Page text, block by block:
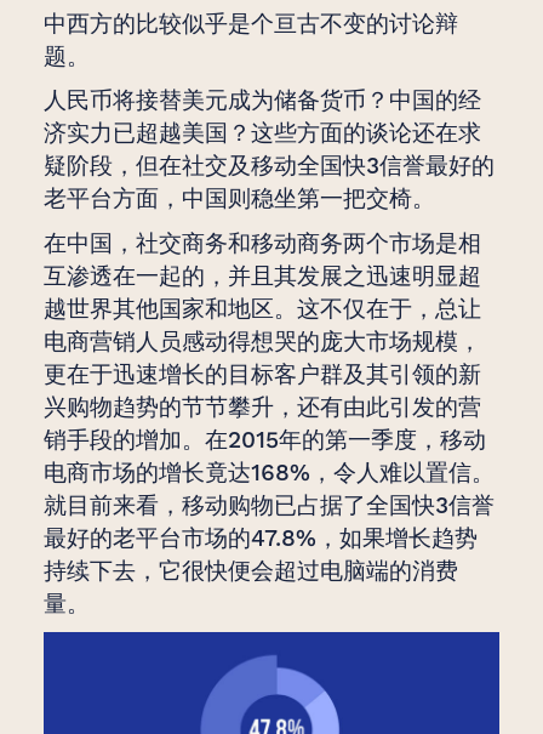
中西方的比较似乎是个亘古不变的讨论辩
题。
人民币将接替美元成为储备货币？中国的经
济实力已超越美国？这些方面的谈论还在求
疑阶段，但在社交及移动全国快3信誉最好的
老平台方面，中国则稳坐第一把交椅。
在中国，社交商务和移动商务两个市场是相
互渗透在一起的，并且其发展之迅速明显超
越世界其他国家和地区。这不仅在于，总让
电商营销人员感动得想哭的庞大市场规模，
更在于迅速增长的目标客户群及其引领的新
兴购物趋势的节节攀升，还有由此引发的营
销手段的增加。在2015年的第一季度，移动
电商市场的增长竟达168%，令人难以置信。
就目前来看，移动购物已占据了全国快3信誉
最好的老平台市场的47.8%，如果增长趋势
持续下去，它很快便会超过电脑端的消费
量。